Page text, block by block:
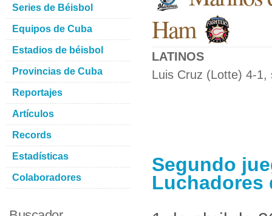
Ham
LATINOS
Luis Cruz (Lotte) 4-1,
Segundo
Luchadores
Series de Béisbol
Equipos de Cuba
Estadios de béisbol
Provincias de Cuba
Reportajes
Artículos
Records
Estadísticas
Colaboradores